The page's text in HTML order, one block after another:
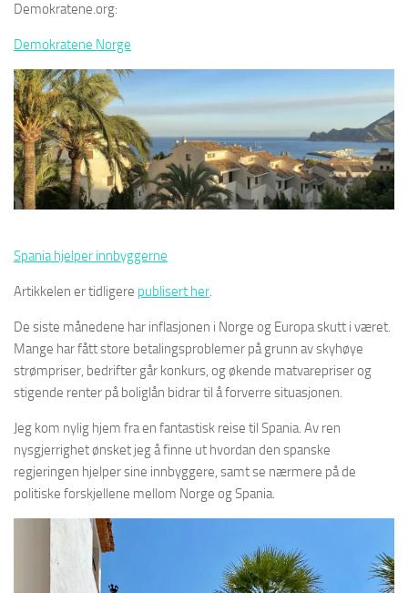
Demokratene.org:
Demokratene Norge
Spania hjelper innbyggerne
Artikkelen er tidligere publisert her.
De siste månedene har inflasjonen i Norge og Europa skutt i været.
Mange har fått store betalingsproblemer på grunn av skyhøye
strømpriser, bedrifter går konkurs, og økende matvarepriser og
stigende renter på boliglån bidrar til å forverre situasjonen.
Jeg kom nylig hjem fra en fantastisk reise til Spania. ​Av ren
nysgjerrighet ønsket jeg å finne ut hvordan den spanske
regjeringen hjelper sine innbyggere, samt se nærmere på de
politiske forskjellene mellom Norge og Spania.